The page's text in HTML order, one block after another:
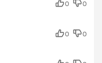
0
0
0
0